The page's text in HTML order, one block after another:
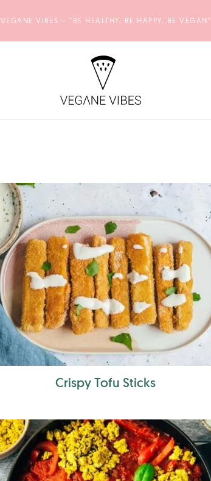
VEGANE VIBES – "BE HEALTHY, BE HAPPY, BE VEGAN“
Crispy Tofu Sticks